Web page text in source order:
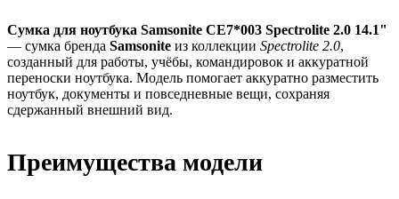
Сумка для ноутбука Samsonite CE7*003 Spectrolite 2.0 14.1"
— сумка бренда Samsonite из коллекции Spectrolite 2.0,
созданный для работы, учёбы, командировок и аккуратной
переноски ноутбука. Модель помогает аккуратно разместить
ноутбук, документы и повседневные вещи, сохраняя
сдержанный внешний вид.
Преимущества модели